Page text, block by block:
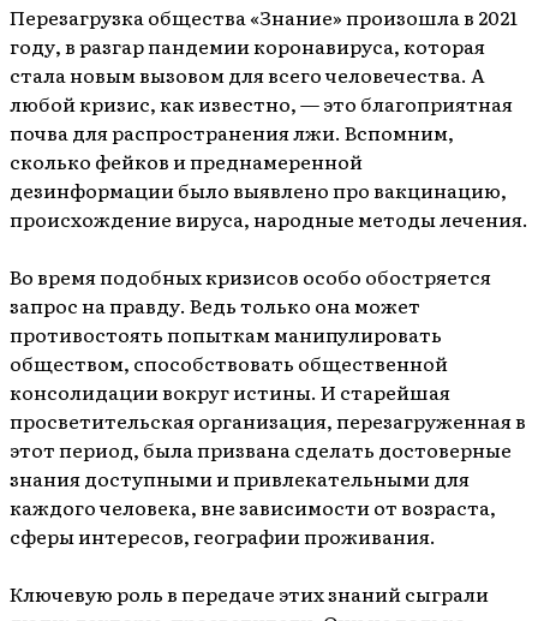
Перезагрузка общества «Знание» произошла в 2021
году, в разгар пандемии коронавируса, которая
стала новым вызовом для всего человечества. А
любой кризис, как известно, — это благоприятная
почва для распространения лжи. Вспомним,
сколько фейков и преднамеренной
дезинформации было выявлено про вакцинацию,
происхождение вируса, народные методы лечения.
Во время подобных кризисов особо обостряется
запрос на правду. Ведь только она может
противостоять попыткам манипулировать
обществом, способствовать общественной
консолидации вокруг истины. И старейшая
просветительская организация, перезагруженная в
этот период, была призвана сделать достоверные
знания доступными и привлекательными для
каждого человека, вне зависимости от возраста,
сферы интересов, географии проживания.
Ключевую роль в передаче этих знаний сыграли